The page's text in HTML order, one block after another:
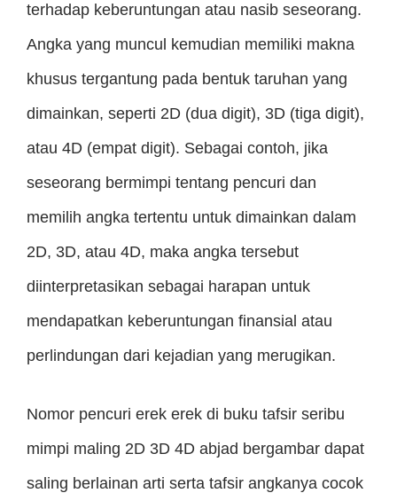
terhadap keberuntungan atau nasib seseorang.
Angka yang muncul kemudian memiliki makna
khusus tergantung pada bentuk taruhan yang
dimainkan, seperti 2D (dua digit), 3D (tiga digit),
atau 4D (empat digit). Sebagai contoh, jika
seseorang bermimpi tentang pencuri dan
memilih angka tertentu untuk dimainkan dalam
2D, 3D, atau 4D, maka angka tersebut
diinterpretasikan sebagai harapan untuk
mendapatkan keberuntungan finansial atau
perlindungan dari kejadian yang merugikan.
Nomor pencuri erek erek di buku tafsir seribu
mimpi maling 2D 3D 4D abjad bergambar dapat
saling berlainan arti serta tafsir angkanya cocok